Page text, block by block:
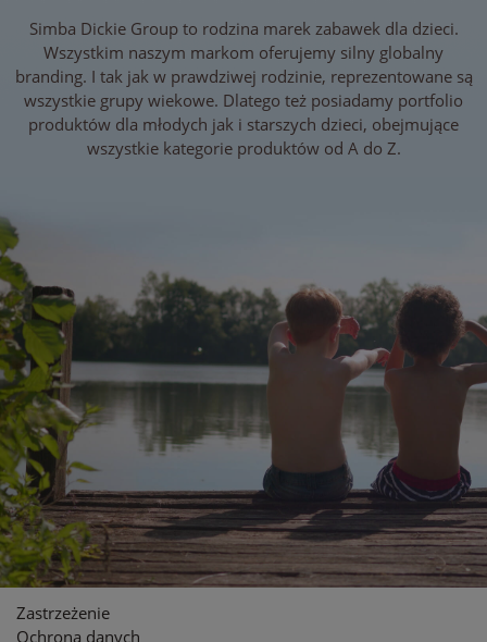
Simba Dickie Group to rodzina marek zabawek dla dzieci.
Wszystkim naszym markom oferujemy silny globalny
branding. I tak jak w prawdziwej rodzinie, reprezentowane są
wszystkie grupy wiekowe. Dlatego też posiadamy portfolio
produktów dla młodych jak i starszych dzieci, obejmujące
wszystkie kategorie produktów od A do Z.
Zastrzeżenie
Ochrona danych